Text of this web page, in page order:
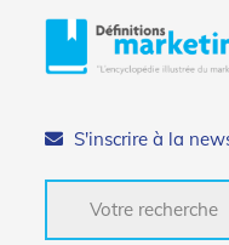
S'inscrire à la